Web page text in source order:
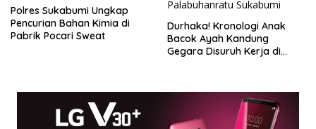
Polres Sukabumi Ungkap
Pencurian Bahan Kimia di
Pabrik Pocari Sweat
Durhaka! Kronologi Anak
Bacok Ayah Kandung
Gegara Disuruh Kerja di